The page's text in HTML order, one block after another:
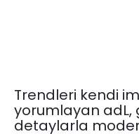
Trendleri kendi
yorumlayan adL,
detaylarla